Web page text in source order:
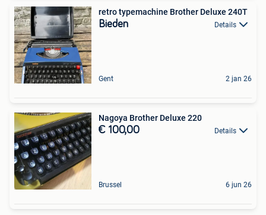
retro typemachine Brother Deluxe 240T
Bieden Details
Gent 2 jan 26
Nagoya Brother Deluxe 220
€ 100,00 Details
Brussel 6 jun 26